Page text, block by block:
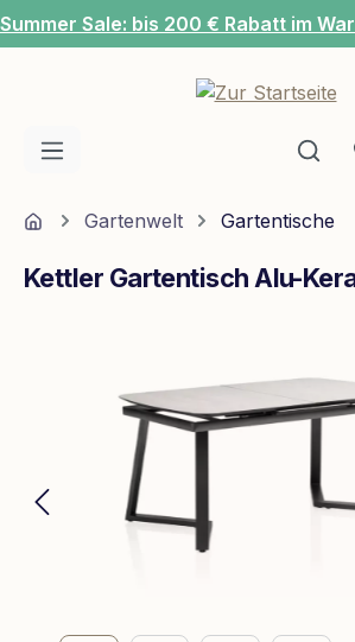
Zum Hauptinhalt springen
Summer Sale: bis 200 € Rabatt im
HomeGartenwelt Gartentische